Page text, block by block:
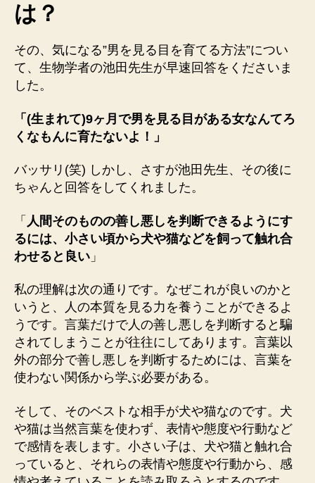
は？
その、気になる”男を見る目を育てる方法”につい
て、生物学者の池田先生が早速回答をくださいま
した。
「(生まれて)9ヶ月で男を見る目がある女なんてろ
くなもんに育たないよ！」
バッサリ(笑) しかし、さすが池田先生、その後に
ちゃんと回答をしてくれました。
「 人間そのものの善し悪しを判断できるようにす
るには、小さい頃から犬や猫などを飼って触れ合
わせると良い 」
私の理解は次の通りです。なぜこれが良いのかと
いうと、人の本質を見る力を養うことができるよ
うです。言葉だけで人の善し悪しを判断すると騙
されてしまうことが往往にしてあります。言葉以
外の部分で善し悪しを判断するためには、言葉を
使わない関係から学ぶ必要がある。
そして、そのベストな相手が犬や猫なのです。犬
や猫は当然言葉を使わず、表情や態度や行動など
で感情を表します。小さい子は、犬や猫と触れ合
っていると、それらの表情や態度や行動から、感